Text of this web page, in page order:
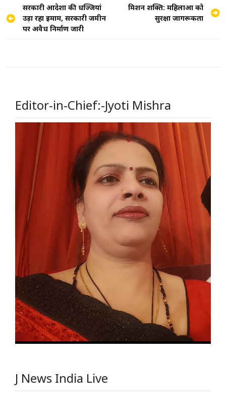
Post
navigation
सरकारी आदेशों की धज्जियां
उड़ा रहा इमाम, सरकारी जमीन
पर अवैध निर्माण जारी
मिशन शक्ति: महिलाओं को
सुरक्षा जागरूकता
Editor-in-Chief:-Jyoti Mishra
J News India Live